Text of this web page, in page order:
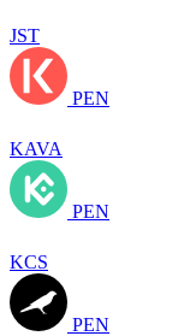
JST
PEN
KAVA
PEN
KCS
PEN